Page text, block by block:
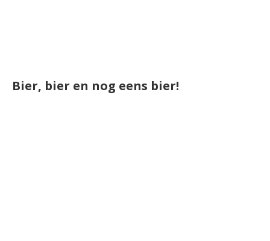
Bier, bier en nog eens bier!